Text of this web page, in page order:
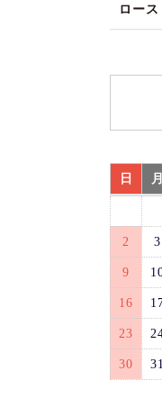
ロー
日 月
2 3
9
16
23
30 31